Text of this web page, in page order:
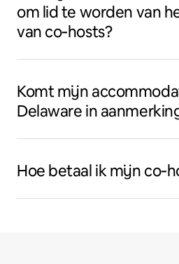
om lid te worden van
van co‑hosts?
Komt mijn
Delaware in
Hoe betaal ik mijn